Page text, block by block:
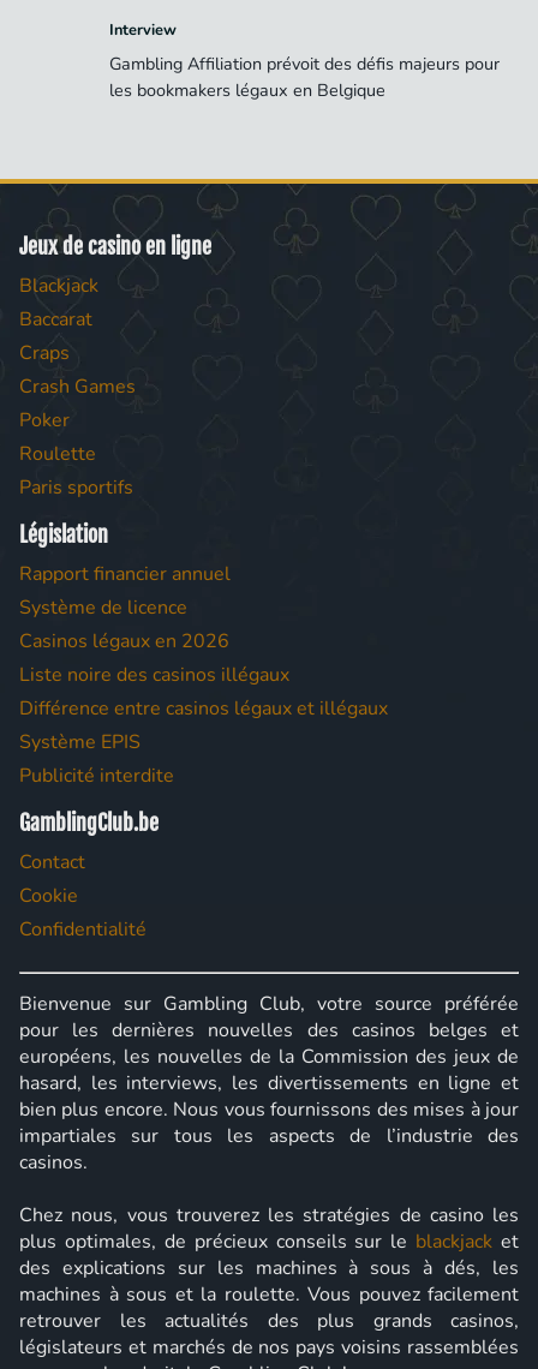
Interview
Gambling Affiliation prévoit des défis majeurs pour
les bookmakers légaux en Belgique
Jeux de casino en ligne
Blackjack
Baccarat
Craps
Crash Games
Poker
Roulette
Paris sportifs
Législation
Rapport financier annuel
Système de licence
Casinos légaux en 2026
Liste noire des casinos illégaux
Différence entre casinos légaux et illégaux
Système EPIS
Publicité interdite
GamblingClub.be
Contact
Cookie
Confidentialité
Bienvenue sur Gambling Club, votre source préférée
pour les dernières nouvelles des casinos belges et
européens, les nouvelles de la Commission des jeux de
hasard, les interviews, les divertissements en ligne et
bien plus encore. Nous vous fournissons des mises à jour
impartiales sur tous les aspects de l’industrie des
casinos.
Chez nous, vous trouverez les stratégies de casino les
plus optimales, de précieux conseils sur le blackjack et
des explications sur les machines à sous à dés, les
machines à sous et la roulette. Vous pouvez facilement
retrouver les actualités des plus grands casinos,
législateurs et marchés de nos pays voisins rassemblées